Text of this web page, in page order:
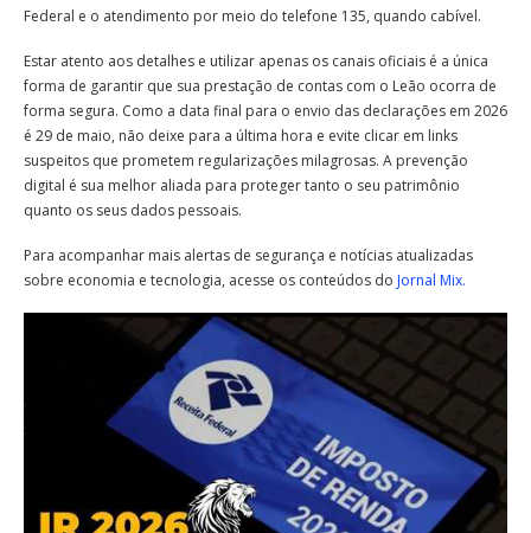
Federal e o atendimento por meio do telefone 135, quando cabível.
Estar atento aos detalhes e utilizar apenas os canais oficiais é a única
forma de garantir que sua prestação de contas com o Leão ocorra de
forma segura. Como a data final para o envio das declarações em 2026
é 29 de maio, não deixe para a última hora e evite clicar em links
suspeitos que prometem regularizações milagrosas. A prevenção
digital é sua melhor aliada para proteger tanto o seu patrimônio
quanto os seus dados pessoais.
Para acompanhar mais alertas de segurança e notícias atualizadas
sobre economia e tecnologia, acesse os conteúdos do Jornal Mix.